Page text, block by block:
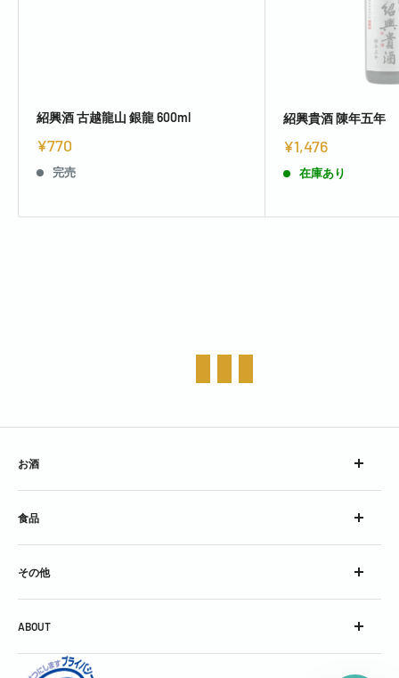
紹興酒 古越龍山 銀龍 600ml
¥770
完売
紹興貴酒 陳年五年
¥1,476
在庫あり
お酒
ウイスキー
ブランデー
スピリッツ
コンク
シロップ
スパークリングワイン
スティル・ワイン
食品
チーズ
加工食品
その他
グラス
グッズ
ABOUT
会社概要